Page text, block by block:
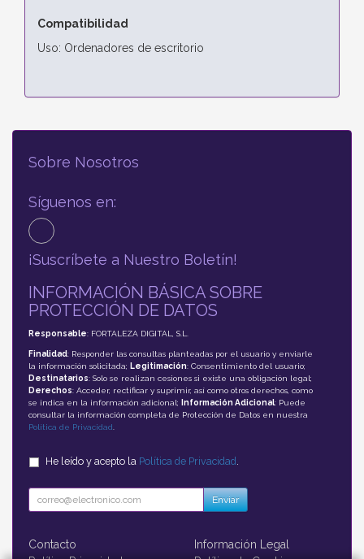
Compatibilidad
Uso: Ordenadores de escritorio
Sobre Nosotros
Síguenos en:
¡Suscríbete a Nuestro Boletín!
INFORMACIÓN BÁSICA SOBRE
PROTECCIÓN DE DATOS
Responsable: FORTALEZA DIGITAL, S.L.
Finalidad: Responder las consultas planteadas por el usuario y enviarle
la información solicitada; Legitimación: Consentimiento del usuario;
Destinatarios: Solo se realizan cesiones si existe una obligación legal;
Derechos: Acceder, rectificar y suprimir, así como otros derechos, como
se indica en la información adicional;
Información Adicional: Puede
consultar la información completa de Protección de Datos en nuestra
Política de Privacidad
He leído y acepto la Política de Privacidad
Enviar
Contacto
Información Legal